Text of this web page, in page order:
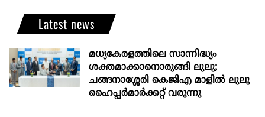
Latest news
മധ്യകേരളത്തിലെ സാന്നിദ്ധ്യം
ശക്തമാക്കാനൊരുങ്ങി ലുലു;
ചങ്ങനാശ്ശേരി കെജിഎ മാളിൽ ലുലു
ഹൈപ്പർമാർക്കറ്റ് വരുന്നു